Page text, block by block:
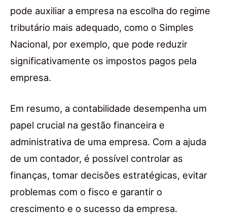
pode auxiliar a empresa na escolha do regime
tributário mais adequado, como o Simples
Nacional, por exemplo, que pode reduzir
significativamente os impostos pagos pela
empresa.
Em resumo, a contabilidade desempenha um
papel crucial na gestão financeira e
administrativa de uma empresa. Com a ajuda
de um contador, é possível controlar as
finanças, tomar decisões estratégicas, evitar
problemas com o fisco e garantir o
crescimento e o sucesso da empresa.